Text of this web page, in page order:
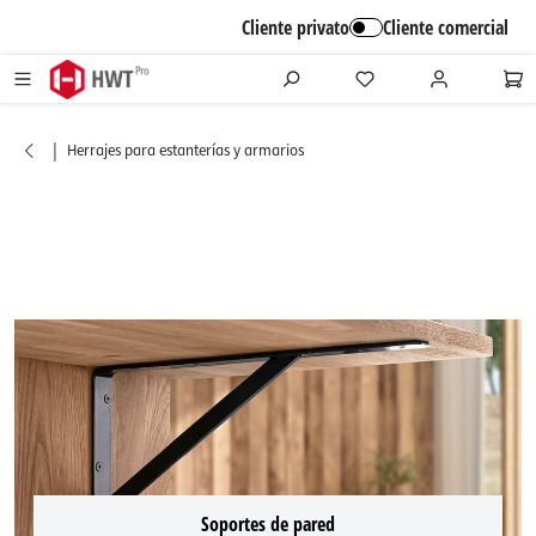
Cliente privato Cliente comercial
| Herrajes para estanterías y armarios
Soportes de pared